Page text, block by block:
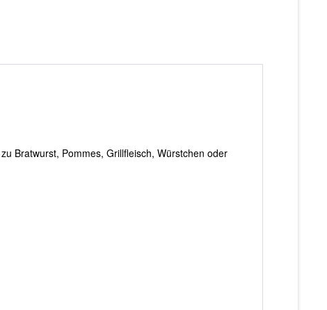
Bratwurst, Pommes, Grillfleisch, Würstchen oder